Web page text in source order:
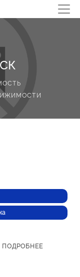
ПОДРОБНЕЕ